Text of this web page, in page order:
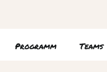
Programm Teams